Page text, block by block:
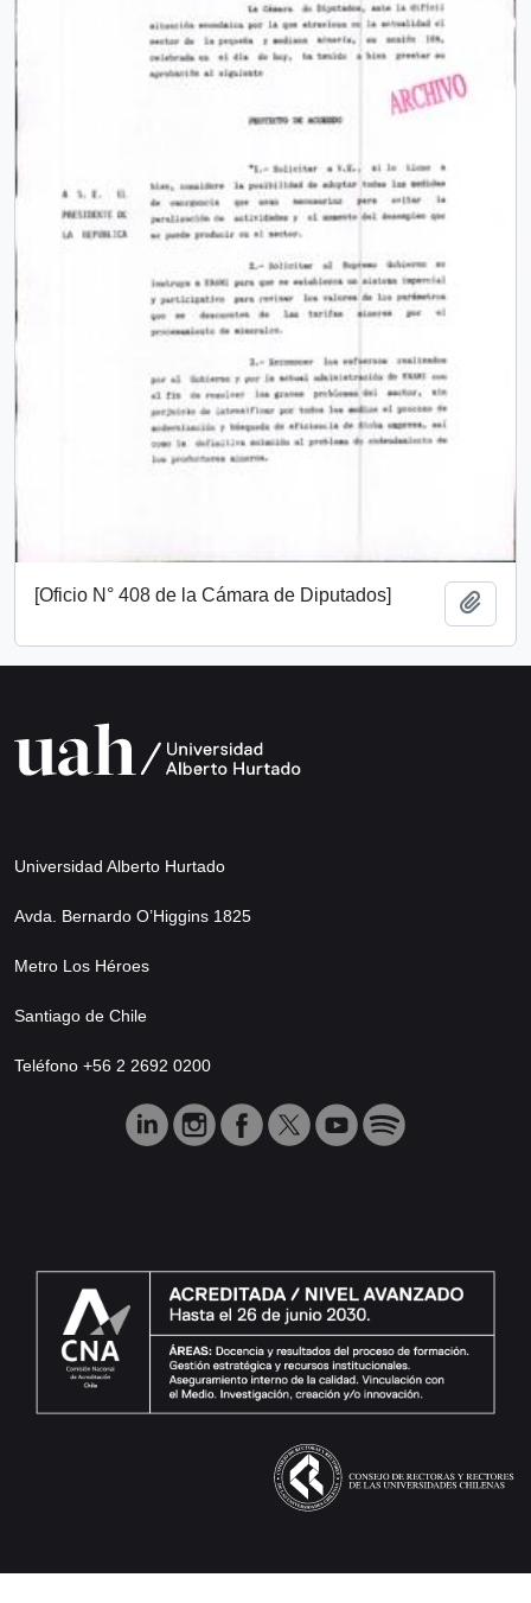
[Oficio N° 408 de la Cámara de Diputados]
Universidad Alberto Hurtado
Avda. Bernardo O’Higgins 1825
Metro Los Héroes
Santiago de Chile
Teléfono +56 2 2692 0200